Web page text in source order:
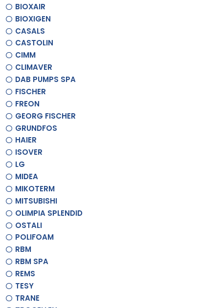
BIOXAIR
BIOXIGEN
CASALS
CASTOLIN
CIMM
CLIMAVER
DAB PUMPS SPA
FISCHER
FREON
GEORG FISCHER
GRUNDFOS
HAIER
ISOVER
LG
MIDEA
MIKOTERM
MITSUBISHI
OLIMPIA SPLENDID
OSTALI
POLIFOAM
RBM
RBM SPA
REMS
TESY
TRANE